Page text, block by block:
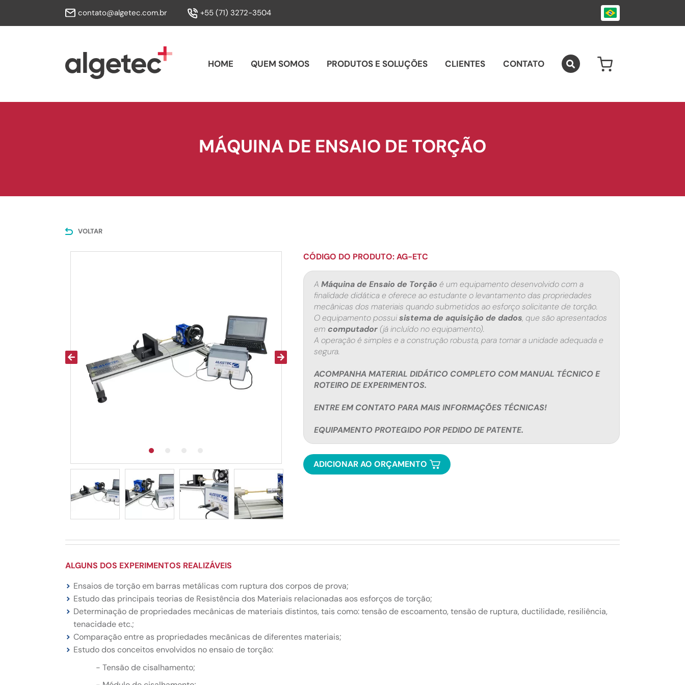
contato@algetec.com.br +55 (71) 3272-3504
HOME QUEM SOMOS PRODUTOS E SOLUÇÕES CLIENTES CONTATO
MÁQUINA DE ENSAIO DE TORÇÃO
VOLTAR
CÓDIGO DO PRODUTO: AG-ETC
A Máquina de Ensaio de Torção é um equipamento desenvolvido com a
finalidade didática e oferece ao estudante o levantamento das propriedades
mecânicas dos materiais quando submetidos ao esforço solicitante de torção.
O equipamento possuisistema de aquisição de dados, que são apresentados
em computador(já incluído no equipamento).
A operação é simples e a construção robusta, para tornar a unidade adequada e
segura.
ACOMPANHA MATERIAL DIDÁTICO COMPLETO COM MANUAL TÉCNICO E
ROTEIRO DE EXPERIMENTOS.
ENTRE EM CONTATO PARA MAIS INFORMAÇÕES TÉCNICAS!
EQUIPAMENTO PROTEGIDO POR PEDIDO DE PATENTE.
ADICIONAR AO ORÇAMENTO
ALGUNS DOS EXPERIMENTOS REALIZÁVEIS
Ensaios de torção em barras metálicas com ruptura dos corpos de prova;
Estudo das principais teorias de Resistência dos Materiais relacionadas aos esforços de torção;
Determinação de propriedades mecânicas de materiais distintos, tais como: tensão de escoamento, tensão de ruptura, ductilidade, resiliência,
tenacidade etc.;
Comparação entre as propriedades mecânicas de diferentes materiais;
Estudo dos conceitos envolvidos no ensaio de torção:
- Tensão de cisalhamento;